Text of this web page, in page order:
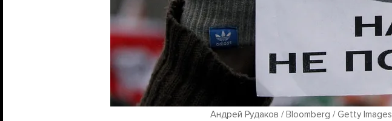
Андрей Рудаков / Bloomberg / Getty Images